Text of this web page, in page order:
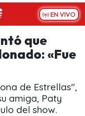
EN VIVO
que
«Fue
de Estrellas",
amiga, Paty
del show.